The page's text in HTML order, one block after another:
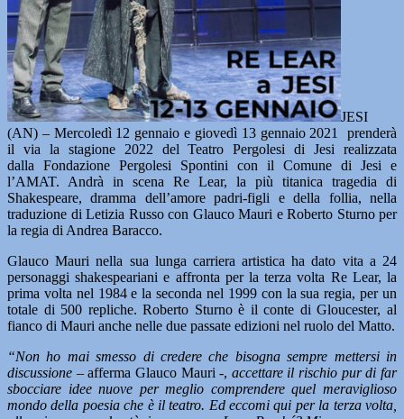
JESI
(AN) – Mercoledì 12 gennaio e giovedì 13 gennaio 2021 prenderà
il via la stagione 2022 del Teatro Pergolesi di Jesi realizzata
dalla Fondazione Pergolesi Spontini con il Comune di Jesi e
l’AMAT. Andrà in scena Re Lear, la più titanica tragedia di
Shakespeare, dramma dell’amore padri-figli e della follia, nella
traduzione di Letizia Russo con Glauco Mauri e Roberto Sturno per
la regia di Andrea Baracco.
Glauco Mauri nella sua lunga carriera artistica ha dato vita a 24
personaggi shakespeariani e affronta per la terza volta Re Lear, la
prima volta nel 1984 e la seconda nel 1999 con la sua regia, per un
totale di 500 repliche. Roberto Sturno è il conte di Gloucester, al
fianco di Mauri anche nelle due passate edizioni nel ruolo del Matto.
“Non ho mai smesso di credere che bisogna sempre mettersi in
discussione – afferma Glauco Mauri -, accettare il rischio pur di far
sbocciare idee nuove per meglio comprendere quel meraviglioso
mondo della poesia che è il teatro. Ed eccomi qui per la terza volta,